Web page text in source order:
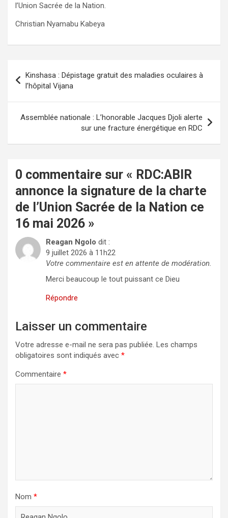
l’Union Sacrée de la Nation.
Christian Nyamabu Kabeya
de
l’article
Kinshasa : Dépistage gratuit des maladies oculaires à
l’hôpital Vijana
Assemblée nationale : L’honorable Jacques Djoli alerte
sur une fracture énergétique en RDC
0 commentaire sur « RDC:ABIR
annonce la signature de la charte
de l’Union Sacrée de la Nation ce
16 mai 2026 »
Reagan Ngolo dit :
9 juillet 2026 à 11h22
Votre commentaire est en attente de modération.
Merci beaucoup le tout puissant ce Dieu
Répondre
Laisser un commentaire
Votre adresse e-mail ne sera pas publiée. Les champs
obligatoires sont indiqués avec *
Commentaire *
Nom *